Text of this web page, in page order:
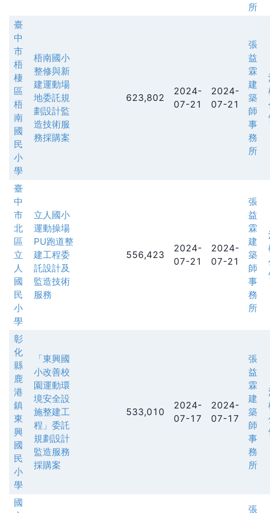
所
臺
中
市
梧
棲
區
梧
南
國
民
小
學
梧南國小
整修與新
建運動場
地委託規
劃設計監
造技術服
務採購案
623,802
2024-
07-21
2024-
07-21
張
益
霖
建
築
師
事
務
所
臺
中
市
北
區
立
人
國
民
小
學
立人國小
運動操場
PU跑道整
建工程委
託設計及
監造技術
服務
556,423
2024-
07-21
2024-
07-21
張
益
霖
建
築
師
事
務
所
彰
化
縣
鹿
港
鎮
東
興
國
民
小
學
「東興國
小改善校
園運動環
境安全設
施整建工
程」委託
規劃設計
監造服務
採購案
533,010
2024-
07-17
2024-
07-17
張
益
霖
建
築
師
事
務
所
國
張